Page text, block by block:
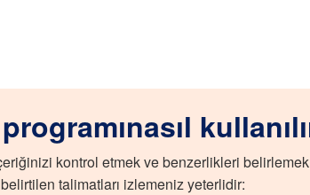
kontrol etmek ve benzerlikleri
belirtilen talimatları izlemeniz yeterlidir: